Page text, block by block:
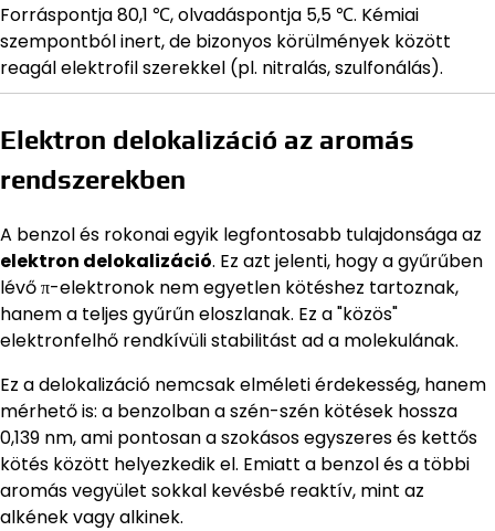
Forráspontja 80,1 ℃, olvadáspontja 5,5 ℃. Kémiai
szempontból inert, de bizonyos körülmények között
reagál elektrofil szerekkel (pl. nitralás, szulfonálás).
Elektron delokalizáció az aromás
rendszerekben
A benzol és rokonai egyik legfontosabb tulajdonsága az
elektron delokalizáció. Ez azt jelenti, hogy a gyűrűben
lévő π-elektronok nem egyetlen kötéshez tartoznak,
hanem a teljes gyűrűn eloszlanak. Ez a "közös"
elektronfelhő rendkívüli stabilitást ad a molekulának.
Ez a delokalizáció nemcsak elméleti érdekesség, hanem
mérhető is: a benzolban a szén-szén kötések hossza
0,139 nm, ami pontosan a szokásos egyszeres és kettős
kötés között helyezkedik el. Emiatt a benzol és a többi
aromás vegyület sokkal kevésbé reaktív, mint az
alkének vagy alkinek.